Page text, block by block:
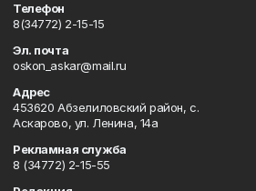
Телефон
8(34772) 2-15-15
Эл. почта
oskon_askar@mail.ru
Адрес
453620 Абзелиловский район, с.
Аскарово, ул. Ленина, 14а
Рекламная служба
8 (34772) 2-15-55